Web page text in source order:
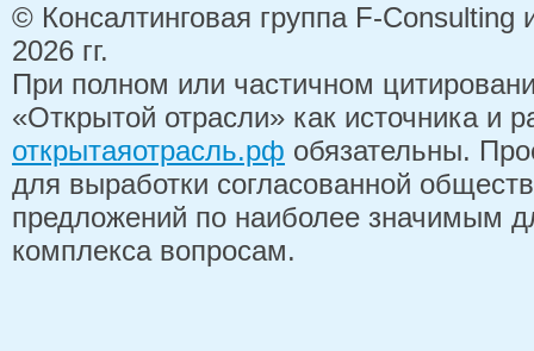
© Консалтинговая группа F-
2026 гг.
При полном или частичном
«Открытой отрасли» как источника и
открытаяотрасль.рф обязательны.
для выработки согласованной
предложений по наиболее значимым
комплекса вопросам.